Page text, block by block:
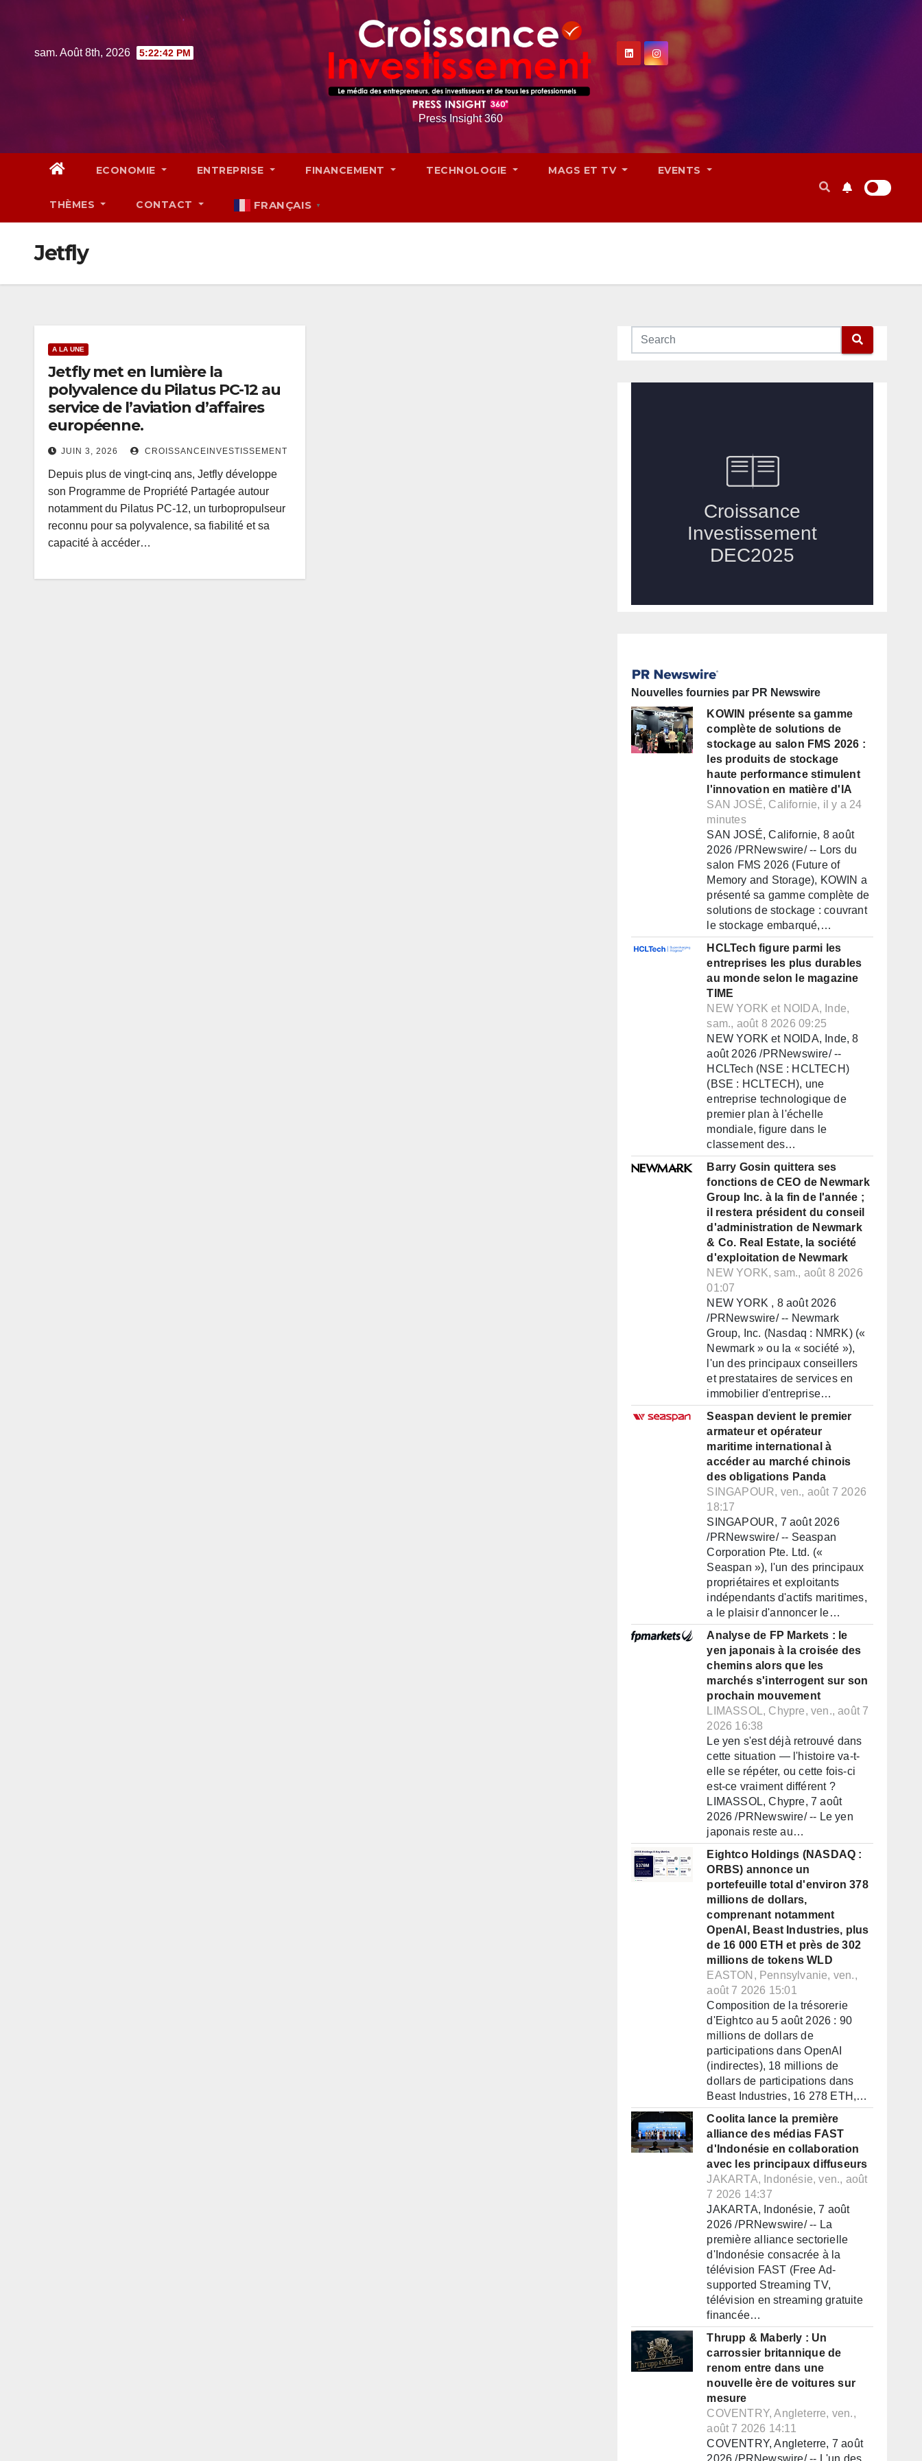
contentsam. Août 8th, 2026 5:22:43 PM
Press Insight 360
ECONOMIE ENTREPRISE FINANCEMENT TECHNOLOGIE MAGS ET TV EVENTS
THÈMES CONTACT FRANÇAIS ▼
Jetfly
A LA UNE
Jetfly met en lumière la
polyvalence du Pilatus PC-12 au
service de l’aviation d’affaires
européenne.
JUIN 3, 2026 CROISSANCEINVESTISSEMENT
Depuis plus de vingt-cinq ans, Jetfly développe
son Programme de Propriété Partagée autour
notamment du Pilatus PC-12, un turbopropulseur
reconnu pour sa polyvalence, sa fiabilité et sa
capacité à accéder…
Nouvelles fournies par PR Newswire
KOWIN présente sa gamme
complète de solutions de
stockage au salon FMS 2026 :
les produits de stockage
haute performance stimulent
l'innovation en matière d'IA
SAN JOSÉ, Californie, il y a 24
minutes
SAN JOSÉ, Californie, 8 août
2026 /PRNewswire/ -- Lors du
salon FMS 2026 (Future of
Memory and Storage), KOWIN a
présenté sa gamme complète de
solutions de stockage : couvrant
le stockage embarqué,…
HCLTech figure parmi les
entreprises les plus durables
au monde selon le magazine
TIME
NEW YORK et NOIDA, Inde,
sam., août 8 2026 09:25
NEW YORK et NOIDA, Inde, 8
août 2026 /PRNewswire/ --
HCLTech (NSE : HCLTECH)
(BSE : HCLTECH), une
entreprise technologique de
premier plan à l'échelle
mondiale, figure dans le
classement des…
Barry Gosin quittera ses
fonctions de CEO de Newmark
Group Inc. à la fin de l'année ;
il restera président du conseil
d'administration de Newmark
& Co. Real Estate, la société
d'exploitation de Newmark
NEW YORK, sam., août 8 2026
01:07
NEW YORK , 8 août 2026
/PRNewswire/ -- Newmark
Group, Inc. (Nasdaq : NMRK) («
Newmark » ou la « société »),
l'un des principaux conseillers
et prestataires de services en
immobilier d'entreprise…
Seaspan devient le premier
armateur et opérateur
maritime international à
accéder au marché chinois
des obligations Panda
SINGAPOUR, ven., août 7 2026
18:17
SINGAPOUR, 7 août 2026
/PRNewswire/ -- Seaspan
Corporation Pte. Ltd. («
Seaspan »), l'un des principaux
propriétaires et exploitants
indépendants d'actifs maritimes,
a le plaisir d'annoncer le…
Analyse de FP Markets : le
yen japonais à la croisée des
chemins alors que les
marchés s'interrogent sur son
prochain mouvement
LIMASSOL, Chypre, ven., août 7
2026 16:38
Le yen s'est déjà retrouvé dans
cette situation — l'histoire va-t-
elle se répéter, ou cette fois-ci
est-ce vraiment différent ?
LIMASSOL, Chypre, 7 août
2026 /PRNewswire/ -- Le yen
japonais reste au…
Eightco Holdings (NASDAQ :
ORBS) annonce un
portefeuille total d'environ 378
millions de dollars,
comprenant notamment
OpenAI, Beast Industries, plus
de 16 000 ETH et près de 302
millions de tokens WLD
EASTON, Pennsylvanie, ven.,
août 7 2026 15:01
Composition de la trésorerie
d'Eightco au 5 août 2026 : 90
millions de dollars de
participations dans OpenAI
(indirectes), 18 millions de
dollars de participations dans
Beast Industries, 16 278 ETH,…
Coolita lance la première
alliance des médias FAST
d'Indonésie en collaboration
avec les principaux diffuseurs
JAKARTA, Indonésie, ven., août
7 2026 14:37
JAKARTA, Indonésie, 7 août
2026 /PRNewswire/ -- La
première alliance sectorielle
d'Indonésie consacrée à la
télévision FAST (Free Ad-
supported Streaming TV,
télévision en streaming gratuite
financée…
Thrupp & Maberly : Un
carrossier britannique de
renom entre dans une
nouvelle ère de voitures sur
mesure
COVENTRY, Angleterre, ven.,
août 7 2026 14:11
COVENTRY, Angleterre, 7 août
2026 /PRNewswire/ -- L'un des